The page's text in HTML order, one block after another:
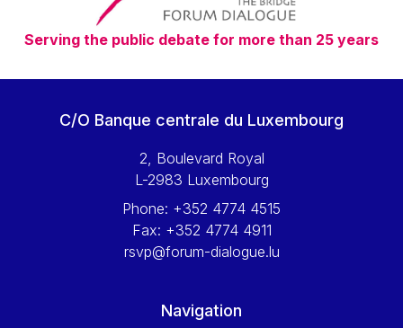
Vítor Manuel da Silva Caldeira
Viviane Reding
Walter Hagg
Wolfgang Ketterle
Yossi Beillin
Yves FRANCHET
Serving the public debate for more than 25 years
C/O Banque centrale du Luxembourg
2, Boulevard Royal
L-2983 Luxembourg
Phone: +352 4774 4515
Fax: +352 4774 4911
rsvp@forum-dialogue.lu
Navigation